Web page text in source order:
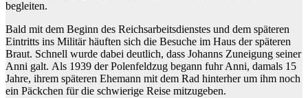
begleiten.
Bald mit dem Beginn des Reichsarbeitsdienstes und dem späteren
Eintritts ins Militär häuften sich die Besuche im Haus der späteren
Braut. Schnell wurde dabei deutlich, dass Johanns Zuneigung seiner
Anni galt. Als 1939 der Polenfeldzug begann fuhr Anni, damals 15
Jahre, ihrem späteren Ehemann mit dem Rad hinterher um ihm noch
ein Päckchen für die schwierige Reise mitzugeben.